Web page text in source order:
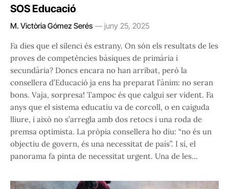
SOS Educació
M. Victòria Gómez Serés juny 25, 2025
Fa dies que el silenci és estrany. On són els resultats de les
proves de competències bàsiques de primària i
secundària? Doncs encara no han arribat, però la
consellera d’Educació ja ens ha preparat l’ànim: no seran
bons. Vaja, sorpresa! Tampoc és que calgui ser vident. Fa
anys que el sistema educatiu va de corcoll, o en caiguda
lliure, i això no s’arregla amb dos retocs i una roda de
premsa optimista. La pròpia consellera ho diu: “no és un
objectiu de govern, és una necessitat de país”. I sí, el
panorama fa pinta de necessitat urgent. Una de les…